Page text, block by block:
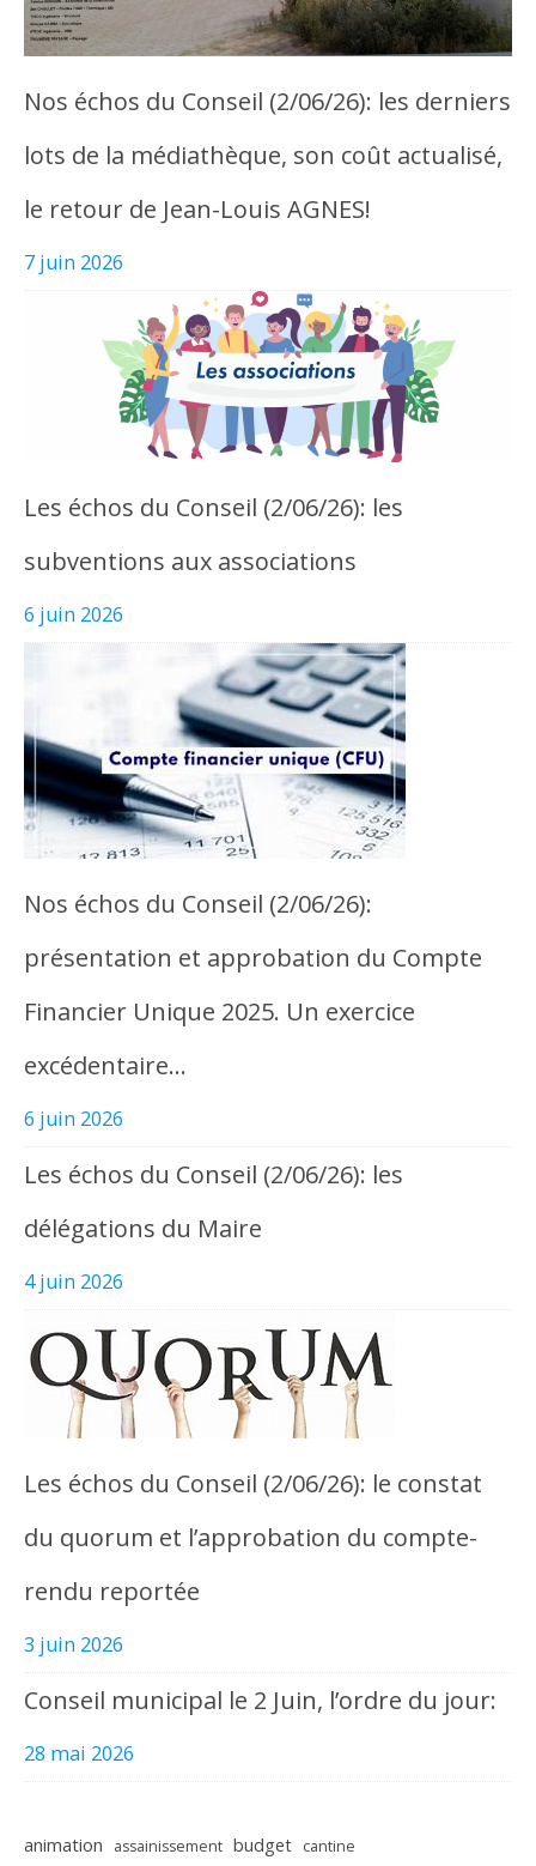
Nos échos du Conseil (2/06/26): les derniers
lots de la médiathèque, son coût actualisé,
le retour de Jean-Louis AGNES!
7 juin 2026
Les échos du Conseil (2/06/26): les
subventions aux associations
6 juin 2026
Nos échos du Conseil (2/06/26):
présentation et approbation du Compte
Financier Unique 2025. Un exercice
excédentaire…
6 juin 2026
Les échos du Conseil (2/06/26): les
délégations du Maire
4 juin 2026
Les échos du Conseil (2/06/26): le constat
du quorum et l’approbation du compte-
rendu reportée
3 juin 2026
Conseil municipal le 2 Juin, l’ordre du jour:
28 mai 2026
animation assainissement budget cantine